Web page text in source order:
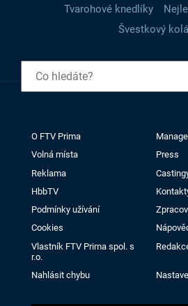
Tvarohové knedlíky
Švestkový
O FTV Prima
Volná místa
Press
Reklama
HbbTV
Podmínky užívání
Cookies
Vlastník FTV Prima spol. s
r.o.
Nahlásit chybu